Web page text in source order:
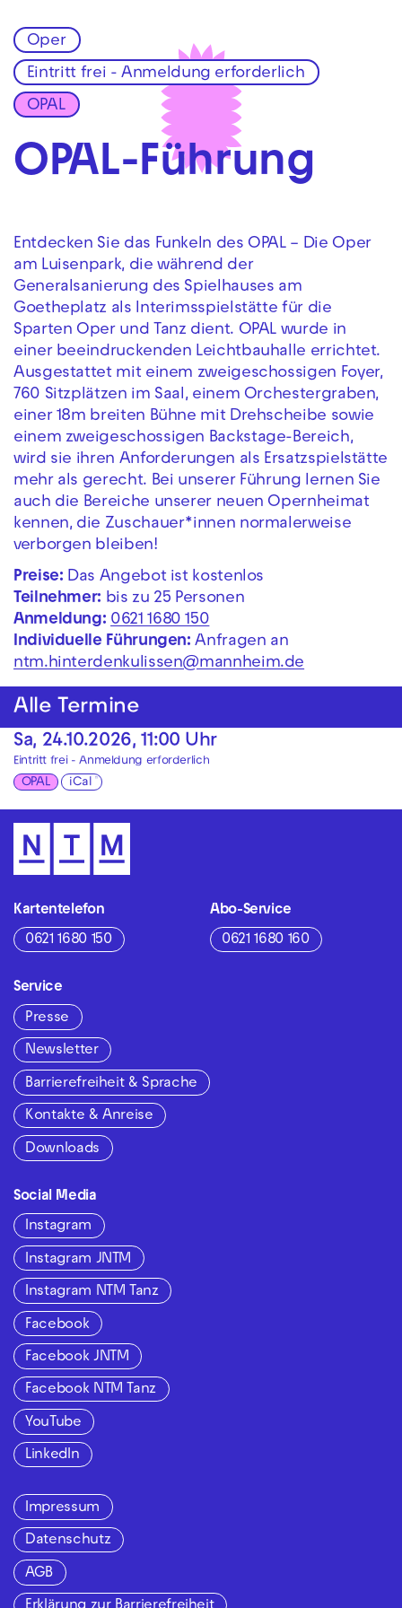
Zur Hauptnavigation springen
Zum Hauptinhalt springen Zum Footer springen
Oper
Eintritt frei - Anmeldung erforderlich
OPAL
OPAL-Führung
Entdecken Sie das Funkeln des OPAL – Die Oper
am Luisenpark, die während der
Generalsanierung des Spielhauses am
Goetheplatz als Interimsspielstätte für die
Sparten Oper und Tanz dient. OPAL wurde in
einer beeindruckenden Leichtbauhalle errichtet.
Ausgestattet mit einem zweigeschossigen Foyer,
760 Sitzplätzen im Saal, einem Orchestergraben,
einer 18m breiten Bühne mit Drehscheibe sowie
einem zweigeschossigen Backstage-Bereich,
wird sie ihren Anforderungen als Ersatzspielstätte
mehr als gerecht. Bei unserer Führung lernen Sie
auch die Bereiche unserer neuen Opernheimat
kennen, die Zuschauer*innen normalerweise
verborgen bleiben!
Preise: Das Angebot ist kostenlos
Teilnehmer: bis zu 25 Personen
Anmeldung: 0621 1680 150
Individuelle Führungen: Anfragen an
ntm.hinterdenkulissen@mannheim.de
Alle Termine
Sa, 24.10.2026, 11:00 Uhr
Eintritt frei - Anmeldung erforderlich
OPAL iCal
Kartentelefon
0621 1680 150
Abo-Service
0621 1680 160
Service
Presse
Newsletter
Barrierefreiheit & Sprache
Kontakte & Anreise
Downloads
Social Media
Instagram
Instagram JNTM
Instagram NTM Tanz
Facebook
Facebook JNTM
Facebook NTM Tanz
YouTube
LinkedIn
Impressum
Datenschutz
AGB